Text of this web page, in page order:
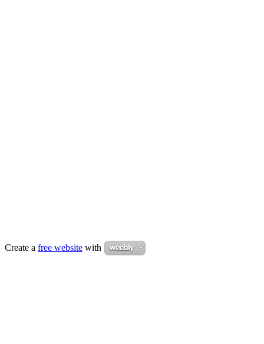
Create a free website with